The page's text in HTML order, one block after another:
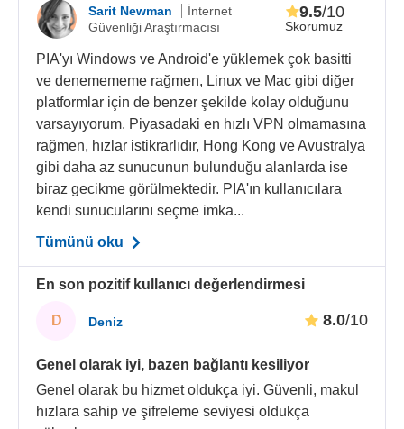
Sarit Newman
İnternet
Güvenliği Araştırmacısı
Skorumuz
9.5/10
PIA'yı Windows ve Android'e yüklemek çok basitti
ve denemememe rağmen, Linux ve Mac gibi diğer
platformlar için de benzer şekilde kolay olduğunu
varsayıyorum. Piyasadaki en hızlı VPN olmamasına
rağmen, hızlar istikrarlıdır, Hong Kong ve Avustralya
gibi daha az sunucunun bulunduğu alanlarda ise
biraz gecikme görülmektedir. PIA'ın kullanıcılara
kendi sunucularını seçme imka...
Tümünü oku
En son pozitif kullanıcı değerlendirmesi
D Deniz 8.0/10
Genel olarak iyi, bazen bağlantı kesiliyor
Genel olarak bu hizmet oldukça iyi. Güvenli, makul
hızlara sahip ve şifreleme seviyesi oldukça